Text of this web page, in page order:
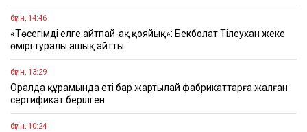
бүгін, 14:46
«Төсегімді елге айтпай-ақ қояйық»: Бекболат Тілеухан жеке
өмірі туралы ашық айтты
бүгін, 13:29
Оралда құрамында еті бар жартылай фабрикаттарға жалған
сертификат берілген
бүгін, 10:24